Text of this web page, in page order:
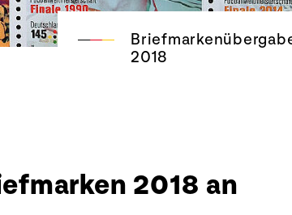
2018
2018 an